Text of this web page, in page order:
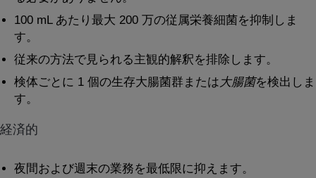
100 mL あたり最大 200 万の従属栄養細菌を抑制しま
す。
従来の方法で見られる主観的解釈を排除します。
検体ごとに 1 個の生存大腸菌群または 大腸菌を検出しま
す。
経済的
夜間および週末の業務を最低限に抑えます。